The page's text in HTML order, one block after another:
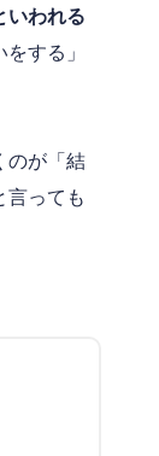
いわれる
する」
のが「結
言っても